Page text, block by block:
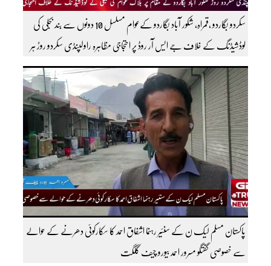
سکردو بگاردو ،قمراہ، شکور آباد بگاردو کےعوام مسلسل 10 دونوں سے بند بجلی کی
لوڈشیڈنگ کے خلاف جے ایس آر روڈ پر احتجاجی مظاہرہ راولپنڈی سکردو روڑ ہر
قسم کی ٹریفک کے لئے بند۔۔ مزید اپڈیٹس کے لیے ہمارے یوٹیوب چینل کو
سبسکرائب کریں
پاکستان مسلم لیک ن کے سنئیر رہنما اشفاق احمد کا سکارکوئی دھرنے کے حوالے
سے خصوصی گفتگو مسرور احمد بیورو چیف گلگت